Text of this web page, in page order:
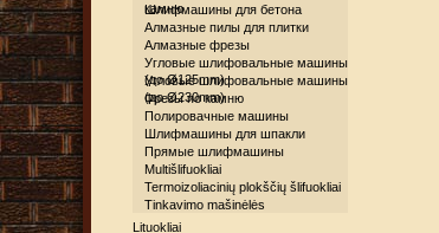
камню
Шлифмашины для бетона
Алмазные пилы для плитки
Алмазные фрезы
Угловые шлифовальные машины
(до Ø125mm)
Угловые шлифовальные машины
(до Ø230mm)
Фрезы по камню
Полировачные машины
Шлифмашины для шпакли
Прямые шлифмашины
Multišlifuokliai
Termoizoliacinių plokščių šlifuokliai
Tinkavimo mašinėlės
Lituokliai